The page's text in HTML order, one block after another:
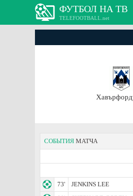
ФУТБОЛ НА ТВ
TELEFOOTBALL.net
СОБЫТИЯ МАТЧА
73'
JENKINS LEE